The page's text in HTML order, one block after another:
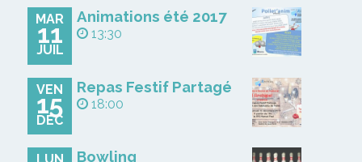
MAR
11
JUIL
Animations été 2017
13:30
VEN
15
DÉC
Repas Festif Partagé
18:00
Bowling